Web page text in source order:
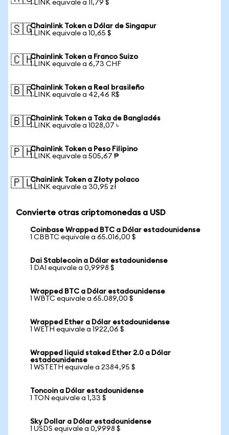
1 LINK equivale a 11,79 $
🇸🇬Chainlink Token a Dólar de Singapur
1 LINK equivale a 10,65 $
🇨🇭Chainlink Token a Franco Suizo
1 LINK equivale a 6,73 CHF
🇧🇷Chainlink Token a Real brasileño
1 LINK equivale a 42,46 R$
🇧🇩Chainlink Token a Taka de Bangladés
1 LINK equivale a 1028,07 ৳
🇵🇭Chainlink Token a Peso Filipino
1 LINK equivale a 505,67 ₱
🇵🇱Chainlink Token a Złoty polaco
1 LINK equivale a 30,95 zł
Convierte otras criptomonedas a USD
Coinbase Wrapped BTC a Dólar estadounidense
1 CBBTC equivale a 65.016,00 $
Dai Stablecoin a Dólar estadounidense
1 DAI equivale a 0,9998 $
Wrapped BTC a Dólar estadounidense
1 WBTC equivale a 65.089,00 $
Wrapped Ether a Dólar estadounidense
1 WETH equivale a 1922,06 $
Wrapped liquid staked Ether 2.0 a Dólar
estadounidense
1 WSTETH equivale a 2384,95 $
Toncoin a Dólar estadounidense
1 TON equivale a 1,33 $
Sky Dollar a Dólar estadounidense
1 USDS equivale a 0,9998 $